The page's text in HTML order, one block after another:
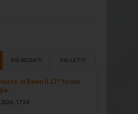
PIÙ RECENTI PIÙ LETTI
in Benin il 12° forum
17:24